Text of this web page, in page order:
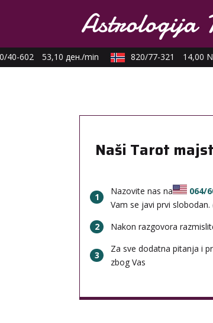
40-602 53,10 ден./min 820/77-321 14,00
Naši Tarot
1
Nazovite nas na 064/
Vam se javi prvi slobodan.
2
Nakon razgovora
3
Za sve dodatna pitanja i
zbog Vas